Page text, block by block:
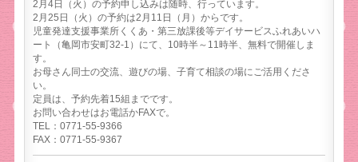
2月4日（火）の予約申し込みは随時、行っています。
2月25日（火）の予約は2月11日（月）からです。
児童発達支援事業所くくあ・第三放課後等デイサービスふれあいハ
ート（亀岡市安町32-1）にて、10時半～11時半、無料で開催しま
す。
お母さん同士の交流、遊びの場、子育て相談の場にご活用くださ
い。
定員は、予約先着15組までです。
お問い合わせはお電話かFAXで。
TEL：0771-55-9366
FAX：0771-55-9367